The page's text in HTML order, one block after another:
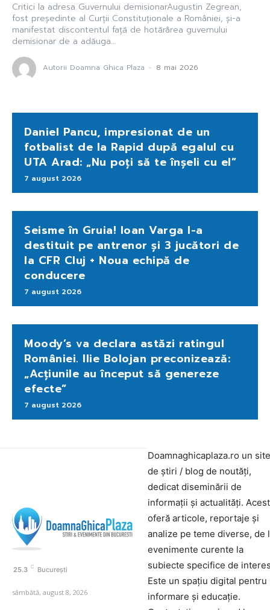
Critici la adresa Guvernului demisionarAugustin Zegrean,
fost președinte al Curții Constituționale a României, și-a
manifestat discontentul față de hotărârea guvernului
demisionar de a adăuga...
Autorii Doamna Ghica Plaza - 8 mai 2026
Daniel Pancu, impresionat de un
fotbalist de la Rapid după egalul cu
UTA Arad: „Nu poți să te înșeli cu el”
7 august 2026
Seisme în Gruia! Ioan Varga l-a
destituit pe antrenor și 3 jucători de
la CFR Cluj + Noua echipă de
conducere
7 august 2026
Moody’s va declara astăzi ratingul
României. Ilie Bolojan preconizează:
„Acțiunile au început să genereze
efecte”
7 august 2026
25.3 C București
sâmbătă, august 8, 2026
Doamnaghicaplaza.ro un site
de știri / blog de noutăți,
dedicat diseminării de
informații și actualități.
oferă articole, reportaje și
analize pe teme diverse, de
evenimente curente la
subiecte specifice de
Este un spațiu digital pentru
informare și educație.